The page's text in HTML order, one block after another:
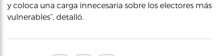
y coloca una carga innecesaria sobre los electores más
vulnerables”, detalló.